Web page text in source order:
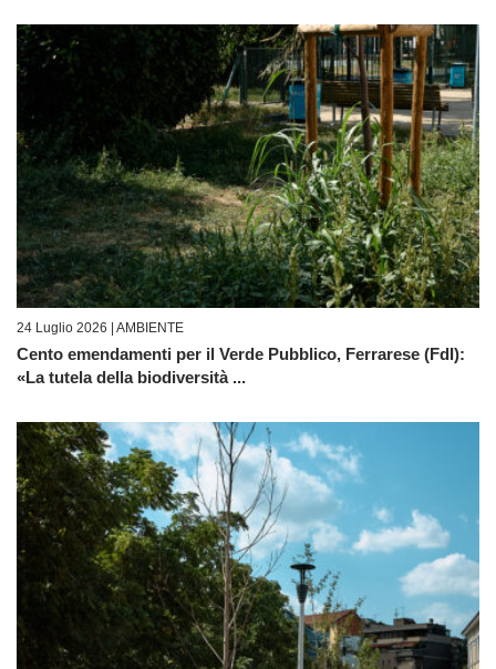
24 Luglio 2026 | AMBIENTE
Cento emendamenti per il Verde Pubblico, Ferrarese (FdI):
«La tutela della biodiversità ...